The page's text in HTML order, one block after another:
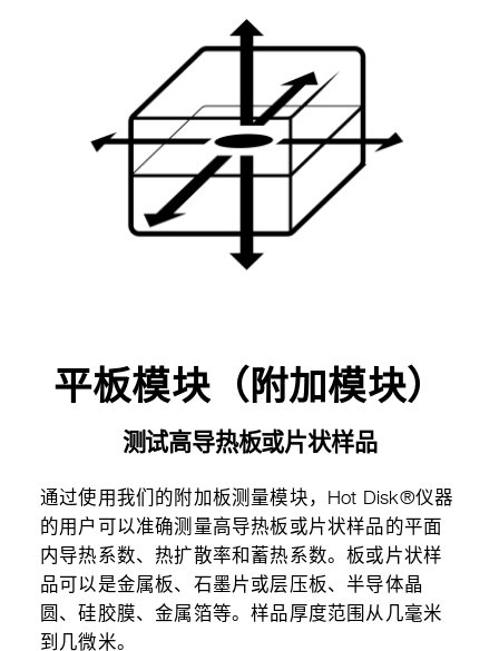
平板模块（附加模块）
测试高导热板或片状样品
通过使用我们的附加板测量模块，Hot Disk®仪器
的用户可以准确测量高导热板或片状样品的平面
内导热系数、热扩散率和蓄热系数。板或片状样
品可以是金属板、石墨片或层压板、半导体晶
圆、硅胶膜、金属箔等。样品厚度范围从几毫米
到几微米。